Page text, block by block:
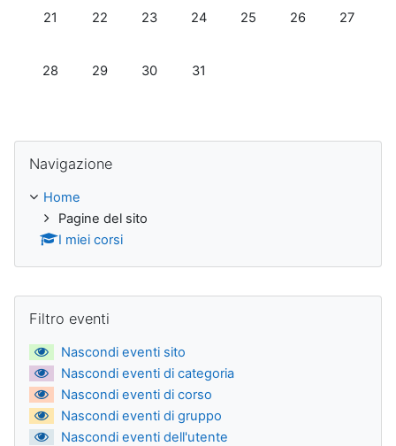
Nessun evento, lunedì 21 ottobre
21 Nessun evento, martedì 22 ottobre
22 Nessun evento, mercoledì 23 ottobre
23 Nessun evento, giovedì 24
24 Nessun evento, venerdì
25 Nessun evento,
26 Nessun
27
Nessun evento, lunedì 28 ottobre
28 Nessun evento, martedì 29 ottobre
29 Nessun evento, mercoledì 30 ottobre
30 Nessun evento, giovedì 31 ottobre
31
Navigazione
Home
Pagine del sito
I miei corsi
Filtro eventi
Nascondi eventi sito
Nascondi eventi di categoria
Nascondi eventi di corso
Nascondi eventi di gruppo
Nascondi eventi dell'utente